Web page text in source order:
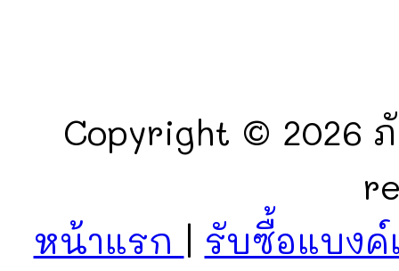
Copyright © 2026
หน้าแรก
รับซื้อแบงค์